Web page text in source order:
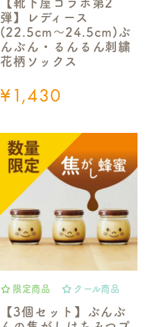
【靴下屋コラボ第2
弾】レディース
(22.5cm～24.5cm)ぶ
んぶん・るんるん刺繍
花柄ソックス
¥1,430
限定商品 クール商品
【3個セット】ぶんぶ